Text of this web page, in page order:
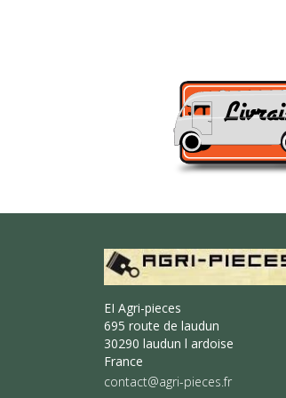
EI Agri-pieces
695 route de laudun
30290 laudun l ardoise
France
contact@agri-pieces.fr